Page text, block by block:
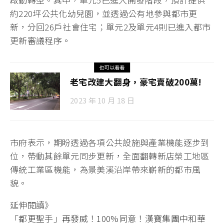
約220坪公共化幼兒園，並透過公有地參與都市更
新，分回26戶社會住宅；單元2及單元4則已進入都市
更新審議程序。
也可以看看
老宅改建大翻身，豪宅賣破200萬!
2023 年 10 月 18 日
市府表示，期盼透過各項公共設施與產業機能逐步到
位，帶動其餘單元同步更新，全面翻轉新店榮工地區
傳統工業區機能，為景美溪沿岸帶來嶄新的都市風
貌。
延伸閱讀》
「都更聖手」再發威！100%同意！漢寶集團中和華